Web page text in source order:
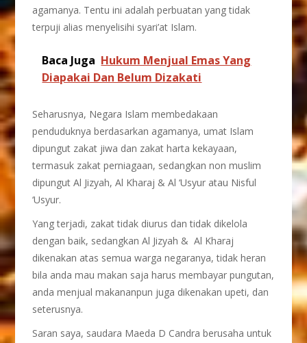
agamanya. Tentu ini adalah perbuatan yang tidak
terpuji alias menyelisihi syari’at Islam.
Baca Juga Hukum Menjual Emas Yang
Diapakai Dan Belum Dizakati
Seharusnya, Negara Islam membedakaan
penduduknya berdasarkan agamanya, umat Islam
dipungut zakat jiwa dan zakat harta kekayaan,
termasuk zakat perniagaan, sedangkan non muslim
dipungut Al Jizyah, Al Kharaj & Al ‘Usyur atau Nisful
‘Usyur.
Yang terjadi, zakat tidak diurus dan tidak dikelola
dengan baik, sedangkan Al Jizyah & Al Kharaj
dikenakan atas semua warga negaranya, tidak heran
bila anda mau makan saja harus membayar pungutan,
anda menjual makananpun juga dikenakan upeti, dan
seterusnya.
Saran saya, saudara Maeda D Candra berusaha untuk